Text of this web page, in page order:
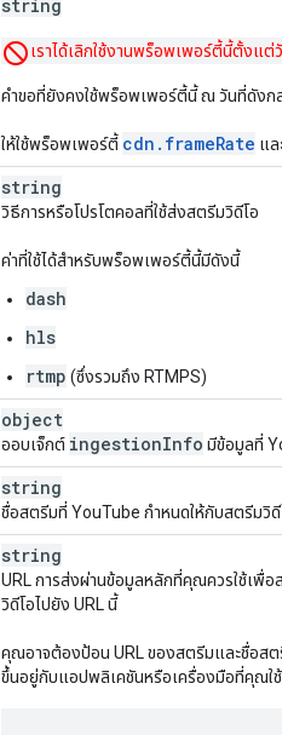
string
เราได้เลิกใช้งานพร็อพเพอร์ตี้นี้ตั้งแ
คำขอที่ยังคงใช้พร็อพเพอร์ตี้นี้ ณ วันที่ดังกล่
ให้ใช้พร็อพเพอร์ตี้ cdn . frameRate แล
string
วิธีการหรือโปรโตคอลที่ใช้ส่งสตรีมวิดีโอ
ค่าที่ใช้ได้สำหรับพร็อพเพอร์ตี้นี้มีดังนี้
dash
hls
rtmp (ซึ่งรวมถึง RTMPS)
object
ออบเจ็กต์ ingestionInfo มีข้อมูลที่
string
ชื่อสตรีมที่ YouTube กำหนดให้กับสตรีมวิดี
string
URL การส่งผ่านข้อมูลหลักที่คุณควรใช้เพื่
วิดีโอไปยัง URL นี้
คุณอาจต้องป้อน URL ของสตรีมและชื่อส
ขึ้นอยู่กับแอปพลิเคชันหรือเครื่องมือที่คุณใช้